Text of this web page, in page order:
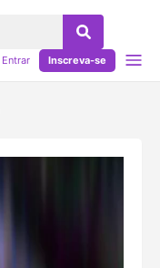
Entrar Inscreva-se